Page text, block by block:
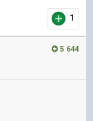
1
5 644